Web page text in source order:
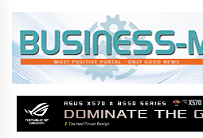
экономической и культурной жизни